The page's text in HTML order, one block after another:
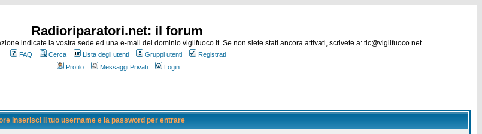
Radioriparatori.net: il forum
indicate la vostra sede ed una e-mail del dominio vigilfuoco.it. Se non siete stati ancora attivati, scrivete a: tlc@vigilfuoco.net
FAQ Cerca Lista degli utenti Gruppi utenti
Registrati
Profilo
Messaggi Privati Login
inserisci il tuo username e la password per entrare